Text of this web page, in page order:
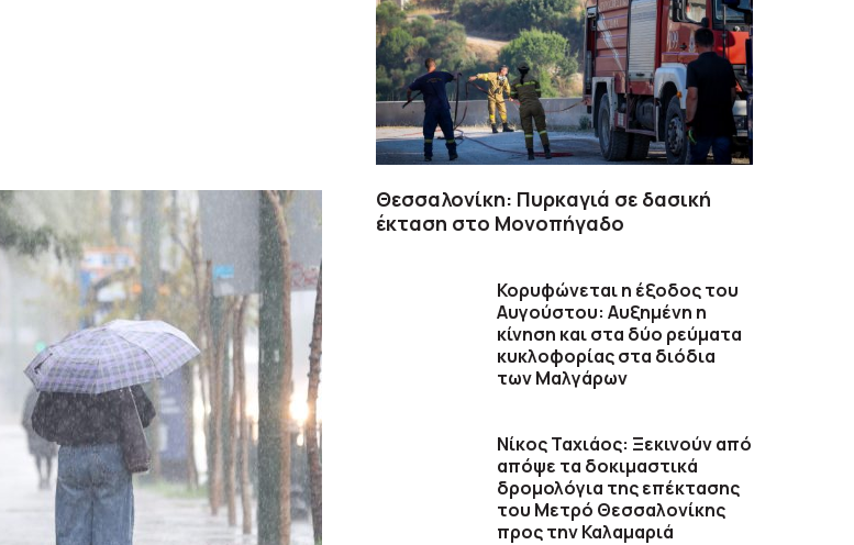
Θεσσαλονίκη: Πυρκαγιά σε δασική
έκταση στο Μονοπήγαδο
Κορυφώνεται η έξοδος του
Αυγούστου: Αυξημένη η
κίνηση και στα δύο ρεύματα
κυκλοφορίας στα διόδια
των Μαλγάρων
Νίκος Ταχιάος: Ξεκινούν από
απόψε τα δοκιμαστικά
δρομολόγια της επέκτασης
του Μετρό Θεσσαλονίκης
προς την Καλαμαριά